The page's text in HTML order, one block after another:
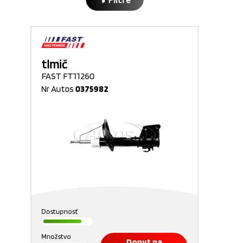
tlmič
FAST FT11260
Nr Autos 0375982
Dostupnosť
Množstvo